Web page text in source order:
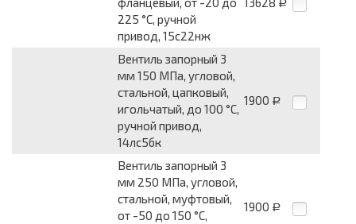
225 °С, ручной
привод, 15с22нж
Р
Вентиль запорный 3
мм 150 МПа, угловой,
стальной, цапковый,
игольчатый, до 100 °С,
ручной привод,
14лс5бк
1900 Р
Вентиль запорный 3
мм 250 МПа, угловой,
стальной, муфтовый,
от -50 до 150 °С,
1900 Р